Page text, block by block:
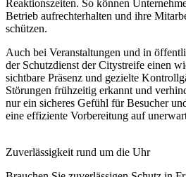
Reaktionszeiten. So können
Betrieb aufrechterhalten und ihre
schützen.
Auch bei Veranstaltungen und in
der Schutzdienst der Citystreife einen
sichtbare Präsenz und gezielte
Störungen frühzeitig erkannt und
nur ein sicheres Gefühl für Besucher
eine effiziente Vorbereitung auf
Zuverlässigkeit rund um die Uhr